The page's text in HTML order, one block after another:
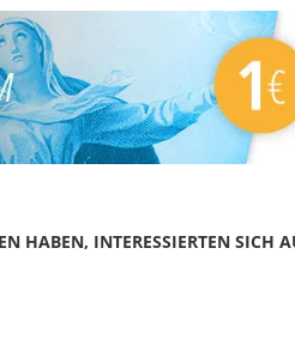
HABEN, INTERESSIERTEN SICH